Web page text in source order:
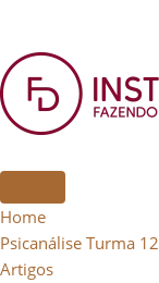
Home
Psicanálise Turma 12
Artigos